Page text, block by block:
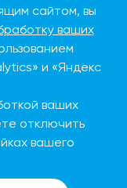
495 276 00 22
800 100 00 22
России)
сайтом, вы
ваших
и «Яндекс
ваших
отключить
вашего